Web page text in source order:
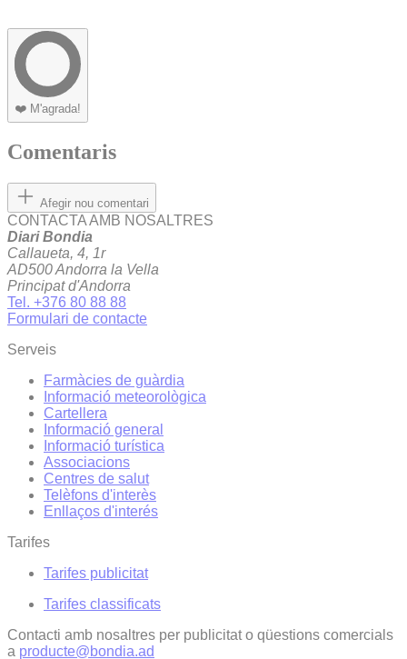
❤️ M'agrada!
Comentaris
Afegir nou comentari
CONTACTA AMB NOSALTRES
Diari Bondia
Callaueta, 4, 1r
AD500 Andorra la Vella
Principat d'Andorra
Tel. +376 80 88 88
Formulari de contacte
Serveis
Farmàcies de guàrdia
Informació meteorològica
Cartellera
Informació general
Informació turística
Associacions
Centres de salut
Telèfons d'interès
Enllaços d'interés
Tarifes
Tarifes publicitat
Tarifes classificats
Contacti amb nosaltres per publicitat o qüestions comercials
a producte@bondia.ad